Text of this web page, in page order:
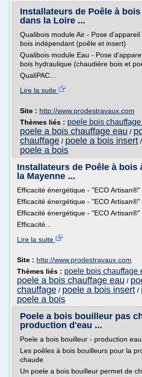
Installateurs de Poêle à
dans la Loire ...
Qualibois module Air - Pose
bois indépendant (poêle et insert)
Qualibois module Eau - Pose
bois hydraulique (chaudière bois et
QualiPAC...
Lire la suite
Site : http://www.prodestravaux.com
Thèmes liés : poele bois
poele a bois chauffage eau /
chauffage / poele a bois insert /
poele a bois
Installateurs de Poêle à bois
la Mayenne ...
Efficacité énergétique - "ECO
Efficacité énergétique - "ECO Artisan®"
Efficacité énergétique - "ECO
Efficacité...
Lire la suite
Site : http://www.prodestravaux.com
Thèmes liés : poele bois chauffage
poele a bois chauffage eau /
chauffage / poele a bois insert /
poele a bois
Poele a bois bouilleur pas
production d'eau ...
Poele a bois bouilleur - production
Les poêles à bois bouilleurs pour la
chaude
Un poele a bois bouilleur permet de